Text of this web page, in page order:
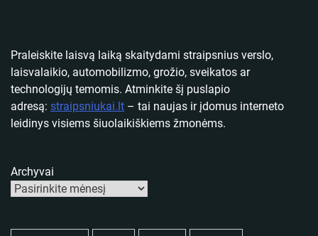
Praleiskite laisvą laiką skaitydami straipsnius verslo,
laisvalaikio, automobilizmo, grožio, sveikatos ar
technologijų temomis. Atminkite šį puslapio
adresą: straipsniukai.lt – tai naujas ir įdomus interneto
leidinys visiems šiuolaikiškiems žmonėms.
Archyvai